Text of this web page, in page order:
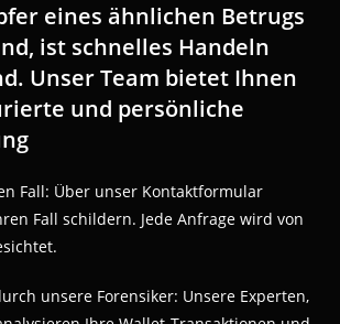
eines ähnlichen Betrugs
ist schnelles Handeln
Unser Team bietet Ihnen
und persönliche
Fall: Über unser Kontaktformular
Fall schildern. Jede Anfrage wird von
unsere Forensiker: Unsere Experten,